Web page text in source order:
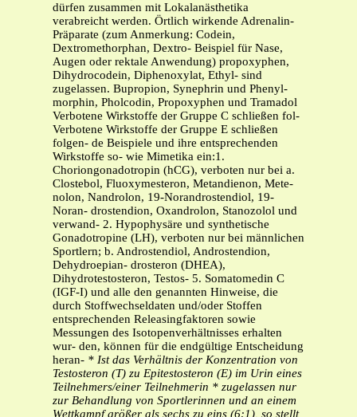
dürfen zusammen mit Lokalanästhetika
verabreicht werden. Örtlich wirkende Adrenalin-
Präparate (zum Anmerkung: Codein,
Dextromethorphan, Dextro- Beispiel für Nase,
Augen oder rektale Anwendung) propoxyphen,
Dihydrocodein, Diphenoxylat, Ethyl- sind
zugelassen. Bupropion, Synephrin und Phenyl-
morphin, Pholcodin, Propoxyphen und Tramadol
Verbotene Wirkstoffe der Gruppe C schließen fol-
Verbotene Wirkstoffe der Gruppe E schließen
folgen- de Beispiele und ihre entsprechenden
Wirkstoffe so- wie Mimetika ein:1.
Choriongonadotropin (hCG), verboten nur bei a.
Clostebol, Fluoxymesteron, Metandienon, Mete-
nolon, Nandrolon, 19-Norandrostendiol, 19-
Noran- drostendion, Oxandrolon, Stanozolol und
verwand- 2. Hypophysäre und synthetische
Gonadotropine (LH), verboten nur bei männlichen
Sportlern; b. Androstendiol, Androstendion,
Dehydroepian- drosteron (DHEA),
Dihydrotestosteron, Testos- 5. Somatomedin C
(IGF-I) und alle den genannten Hinweise, die
durch Stoffwechseldaten und/oder Stoffen
entsprechenden Releasingfaktoren sowie
Messungen des Isotopenverhältnisses erhalten
wur- den, können für die endgültige Entscheidung
heran- * Ist das Verhältnis der Konzentration von
Testosteron (T) zu Epitestosteron (E) im Urin eines
Teilnehmers/einer Teilnehmerin * zugelassen nur
zur Behandlung von Sportlerinnen und an einem
Wettkampf größer als sechs zu eins (6:1), so stellt